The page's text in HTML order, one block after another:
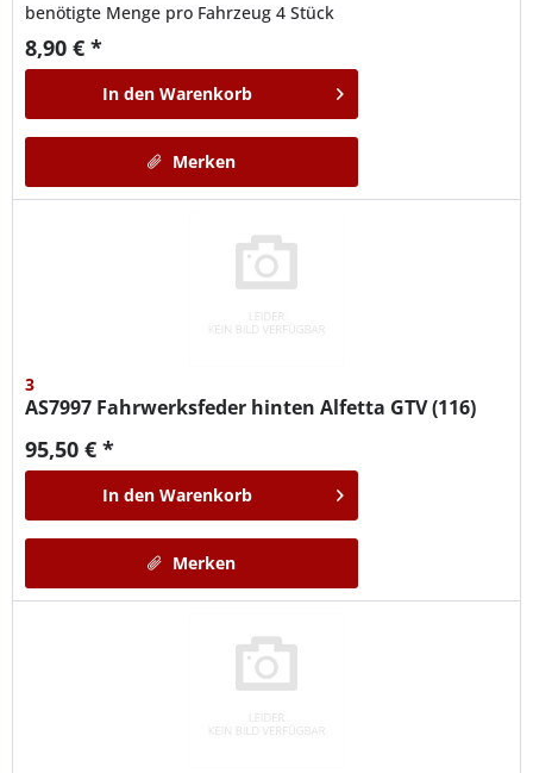
benötigte Menge pro Fahrzeug 4 Stück
8,90 € *
In den Warenkorb
Merken
3
AS7997 Fahrwerksfeder hinten Alfetta GTV (116)
95,50 € *
In den Warenkorb
Merken